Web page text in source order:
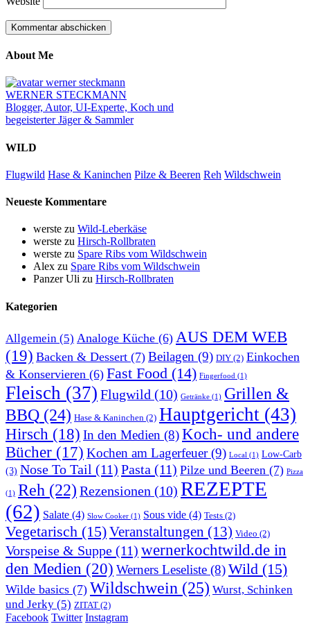
About Me
WERNER STECKMANN
Blogger, Autor, UI-Experte, Koch und
begeisterter Jäger & Sammler
WILD
Flugwild Hase & Kaninchen Pilze & Beeren Reh Wildschwein
Neueste Kommentare
werste zu Wild-Leberkäse
werste zu Hirsch-Rollbraten
werste zu Spare Ribs vom Wildschwein
Alex zu Spare Ribs vom Wildschwein
Panzer Uli zu Hirsch-Rollbraten
Kategorien
Allgemein (5) Analoge Küche (6) AUS DEM WEB
(19) Backen & Dessert (7) Beilagen (9) DIY (2) Einkochen
& Konservieren (6) Fast Food (14) Fingerfood (1)
Fleisch (37) Flugwild (10) Getränke (1) Grillen &
BBQ (24) Hase & Kaninchen (2) Hauptgericht (43)
Hirsch (18) In den Medien (8)Koch- und andere
Bücher (17) Kochen am Lagerfeuer(9) Local (1) Low-Carb
(3) Nose To Tail (11) Pasta (11) Pilze und Beeren (7) Pizza
(1) Reh (22) Rezensionen (10) REZEPTE
(62) Salate (4) Slow Cooker (1) Sous vide (4) Tests (2)
Vegetarisch (15)Veranstaltungen (13) Video (2)
Vorspeise & Suppe (11) wernerkochtwild.de in
den Medien (20) Werners Leseliste (8)Wild (15)
Wilde basics (7) Wildschwein (25) Wurst, Schinken
und Jerky (5) ZITAT (2)
Facebook Twitter Instagram